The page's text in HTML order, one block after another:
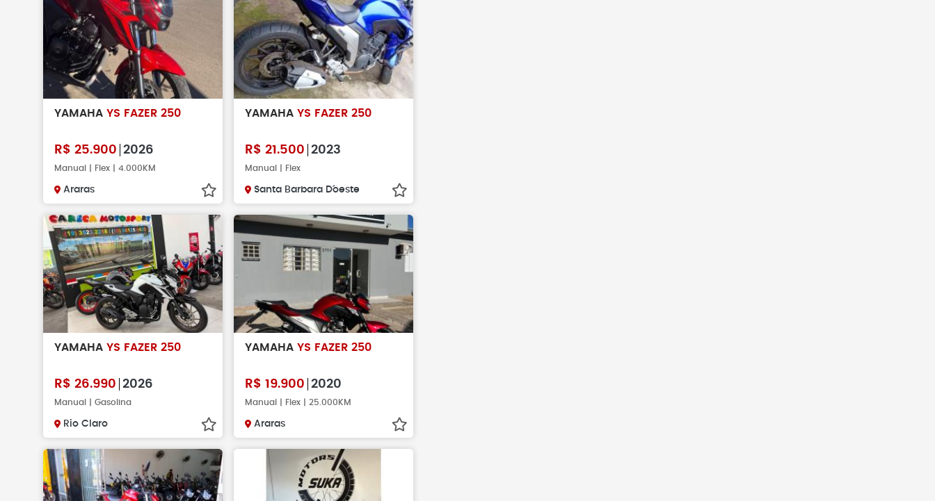
YAMAHA YS FAZER 250
R$ 25.900 2026
Manual | Flex | 4.000KM
Araras
YAMAHA YS FAZER 250
R$ 21.500 2023
Manual | Flex
Santa Barbara D´oeste
YAMAHA YS FAZER 250
R$ 26.990 2026
Manual | Gasolina
Rio Claro
YAMAHA YS FAZER 250
R$ 19.900 2020
Manual | Flex | 25.000KM
Araras